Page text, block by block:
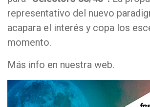
representativo del nuevo
acapara el interés y copa los
momento.
Más info en nuestra web.